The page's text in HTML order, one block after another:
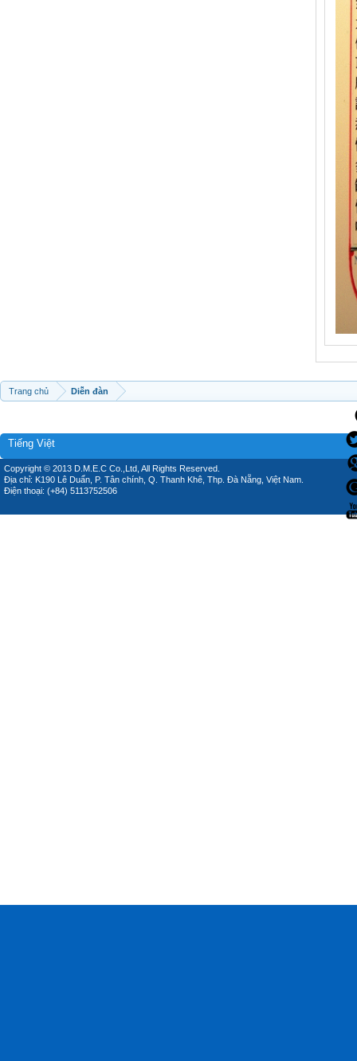
Trang chủ Diễn đàn
Tiếng Việt
Copyright © 2013 D.M.E.C Co.,Ltd, All Rights Reserved.
Địa chỉ: K190 Lê Duẩn, P. Tân chính, Q. Thanh Khê, Thp. Đà Nẵng, Việt Nam.
Điện thoại: (+84) 5113752506